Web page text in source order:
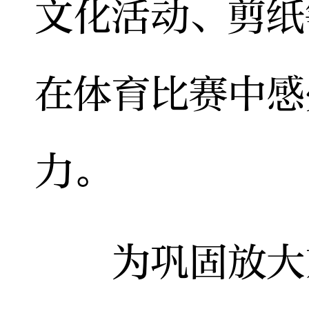
文化活动、剪
在体育比赛中
力。
为巩固放大